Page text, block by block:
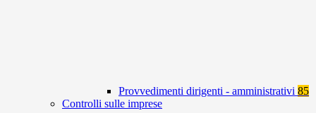
Provvedimenti dirigenti - amministrativi 85
Controlli sulle imprese